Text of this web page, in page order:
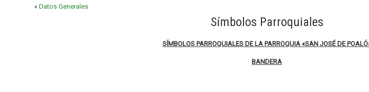
«Datos Generales
Símbolos Parroquiales
SÍMBOLOS PARROQUIALES DE LA PARROQUIA «SAN JOSÉ DE
BANDERA